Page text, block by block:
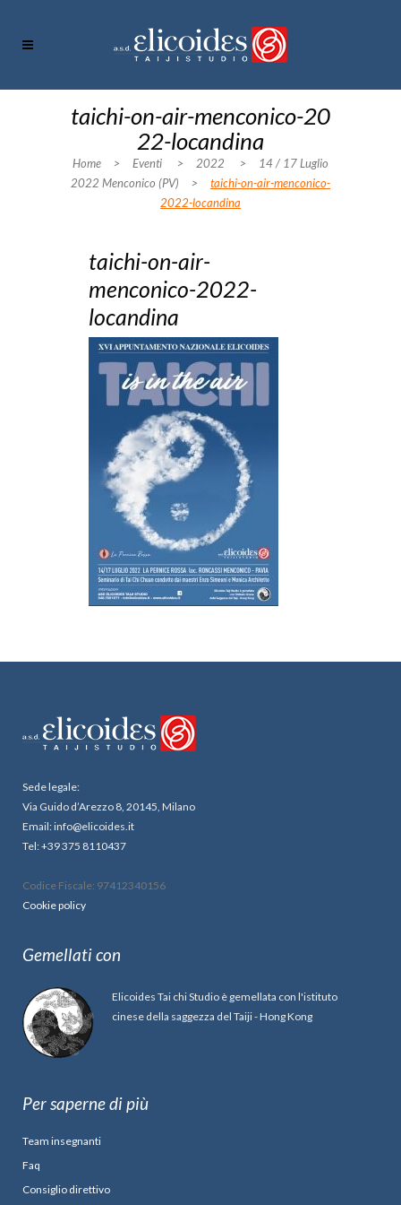
taichi-on-air-menconico-20
22-locandina
Home > Eventi > 2022 >
14 / 17 Luglio
2022 Menconico (PV)
>
taichi-on-air-menconico-
2022-locandina
taichi-on-air-
menconico-2022-
locandina
Sede legale:
Via Guido d’Arezzo 8, 20145, Milano
Email: info@elicoides.it
Tel: +39 375 8110437
Codice Fiscale: 97412340156
Cookie policy
Gemellati con
Elicoides Tai chi Studio è gemellata con l'istituto
cinese della saggezza del Taiji - Hong Kong
Per saperne di più
Team insegnanti
Faq
Consiglio direttivo